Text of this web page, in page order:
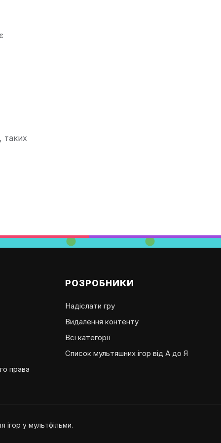
таких
права
РОЗРОБНИКИ
Надіслати гру
Видалення контенту
Всі категорії
Список мультяшних ігор від А до Я
у мультфільми.